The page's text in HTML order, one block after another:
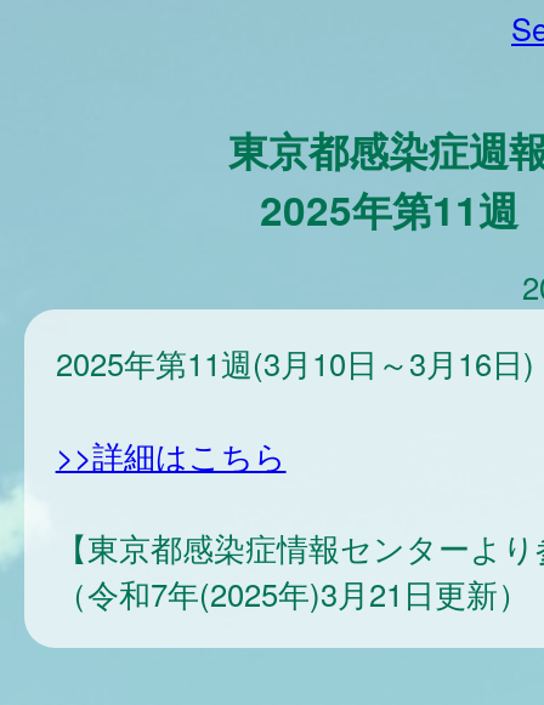
東京都感染症週
2025年第11週
2025年第11週(3月10日～3月16日)
>>詳細はこちら
【東京都感染症情報センターよ
（令和7年(2025年)3月21日更新）